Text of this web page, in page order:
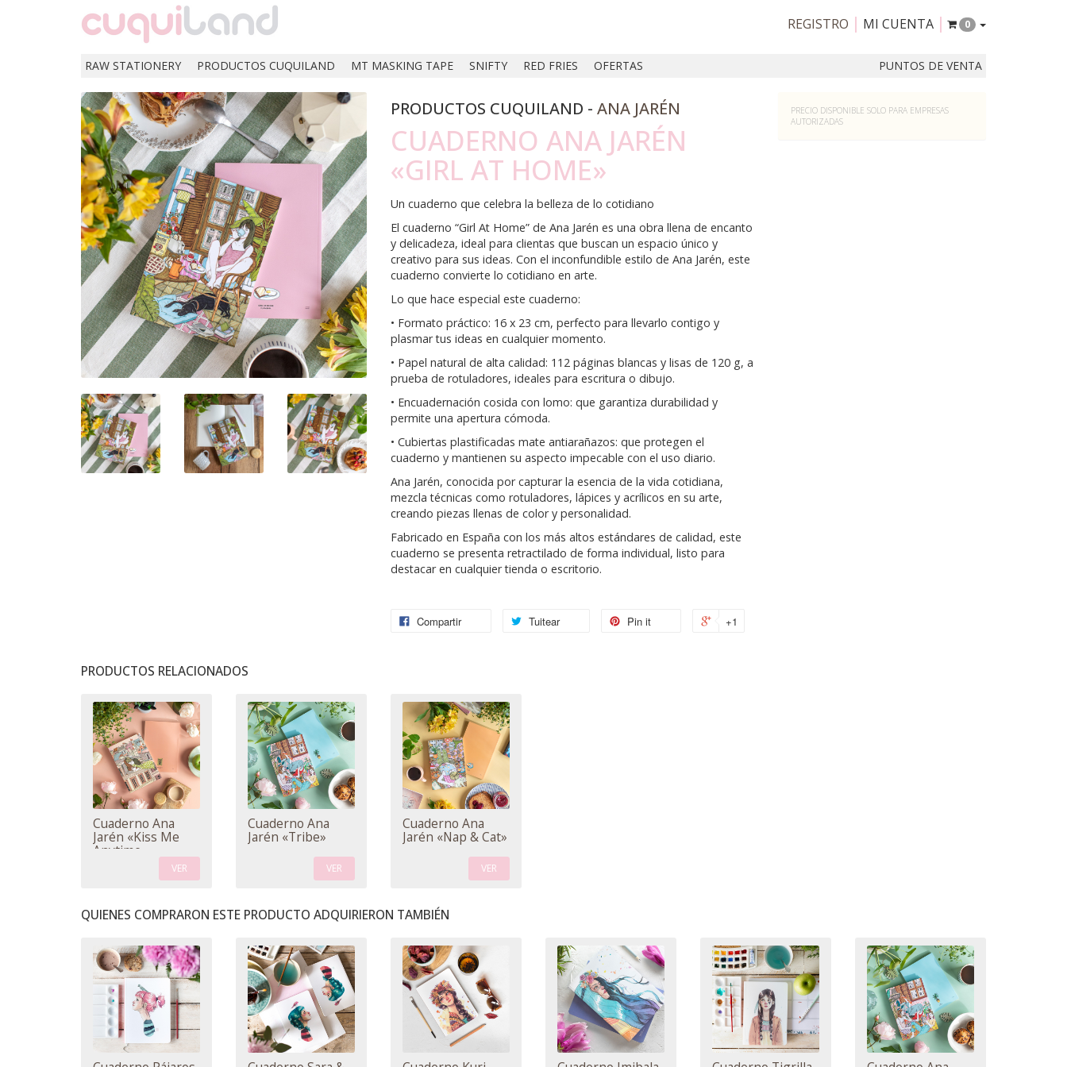
REGISTRO MI CUENTA 0
RAW STATIONERY PRODUCTOS CUQUILAND MT MASKING TAPE SNIFTY RED FRIES OFERTAS PUNTOS DE VENTA
PRODUCTOS CUQUILAND - ANA JARÉN
CUADERNO ANA JARÉN
«GIRL AT HOME»
Un cuaderno que celebra la belleza de lo cotidiano
El cuaderno “Girl At Home” de Ana Jarén es una obra llena de encanto
y delicadeza, ideal para clientas que buscan un espacio único y
creativo para sus ideas. Con el inconfundible estilo de Ana Jarén, este
cuaderno convierte lo cotidiano en arte.
Lo que hace especial este cuaderno:
• Formato práctico: 16 x 23 cm, perfecto para llevarlo contigo y
plasmar tus ideas en cualquier momento.
• Papel natural de alta calidad: 112 páginas blancas y lisas de 120 g, a
prueba de rotuladores, ideales para escritura o dibujo.
• Encuadernación cosida con lomo: que garantiza durabilidad y
permite una apertura cómoda.
• Cubiertas plastificadas mate antiarañazos: que protegen el
cuaderno y mantienen su aspecto impecable con el uso diario.
Ana Jarén, conocida por capturar la esencia de la vida cotidiana,
mezcla técnicas como rotuladores, lápices y acrílicos en su arte,
creando piezas llenas de color y personalidad.
Fabricado en España con los más altos estándares de calidad, este
cuaderno se presenta retractilado de forma individual, listo para
destacar en cualquier tienda o escritorio.
Compartir Tuitear Pin it +1
PRECIO DISPONIBLE SOLO PARA EMPRESAS
AUTORIZADAS
PRODUCTOS RELACIONADOS
Cuaderno Ana
Jarén «Kiss Me
Anytime»
VER
Cuaderno Ana
Jarén «Tribe»
VER
Cuaderno Ana
Jarén «Nap & Cat»
VER
QUIENES COMPRARON ESTE PRODUCTO ADQUIRIERON TAMBIÉN